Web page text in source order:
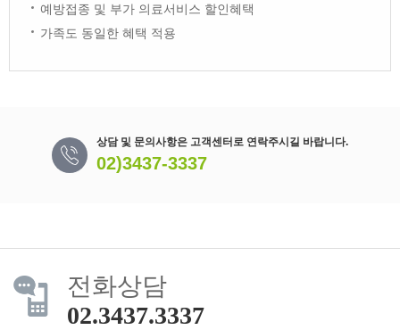
예방접종 및 부가 의료서비스 할인혜택
가족도 동일한 혜택 적용
상담 및 문의사항은 고객센터로 연락주시길 바랍니다.
02)3437-3337
전화상담
02.3437.3337